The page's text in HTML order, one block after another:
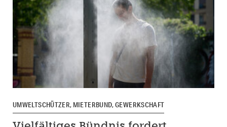
UMWELTSCHÜTZER, MIETERBUND, GEWERKSCHAFT